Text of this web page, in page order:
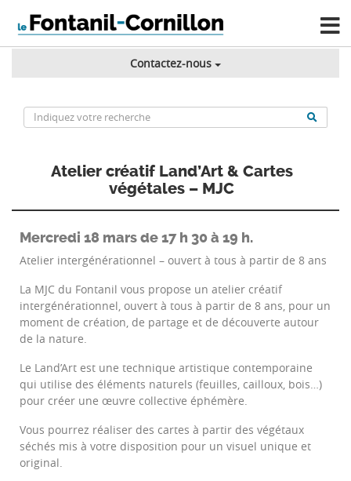
Contactez-nous
Atelier créatif Land’Art & Cartes
végétales – MJC
Mercredi 18 mars de 17 h 30 à 19 h.
Atelier intergénérationnel – ouvert à tous à partir de 8 ans
La MJC du Fontanil vous propose un atelier créatif
intergénérationnel, ouvert à tous à partir de 8 ans, pour un
moment de création, de partage et de découverte autour
de la nature.
Le Land’Art est une technique artistique contemporaine
qui utilise des éléments naturels (feuilles, cailloux, bois…)
pour créer une œuvre collective éphémère.
Vous pourrez réaliser des cartes à partir des végétaux
séchés mis à votre disposition pour un visuel unique et
original.